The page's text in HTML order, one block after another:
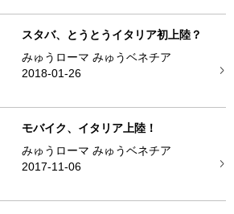
スタバ、とうとうイタリア初上陸？
みゅうローマ みゅうベネチア
2018-01-26
モバイク、イタリア上陸！
みゅうローマ みゅうベネチア
2017-11-06